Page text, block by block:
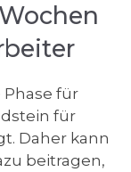
für
für
Daher kann
beitragen,